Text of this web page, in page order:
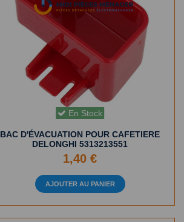
En Stock
BAC D'ÉVACUATION POUR CAFETIERE
DELONGHI 5313213551
1,40 €
AJOUTER AU PANIER